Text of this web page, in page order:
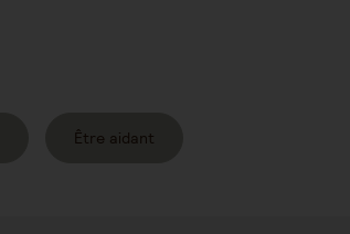
Être aidant